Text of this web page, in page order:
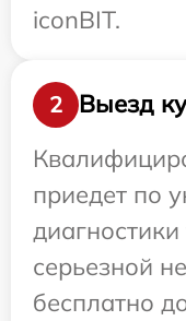
iconBIT.
2
Выезд
приедет по
серьезной
бесплатно